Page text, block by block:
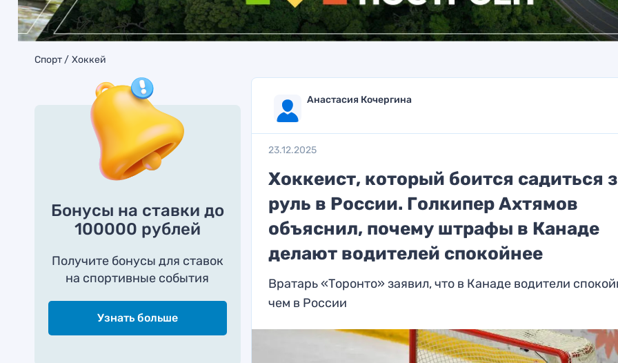
Спорт Хоккей
Бонусы на ставки до
100000 рублей
Получите бонусы для ставок
на спортивные события
Узнать больше
Анастасия Кочергина
23.12.2025
Хоккеист, который боится садиться
руль в России. Голкипер Ахтямов
объяснил, почему штрафы в Канаде
делают водителей спокойнее
Вратарь «Торонто» заявил, что в Канаде водители
чем в России